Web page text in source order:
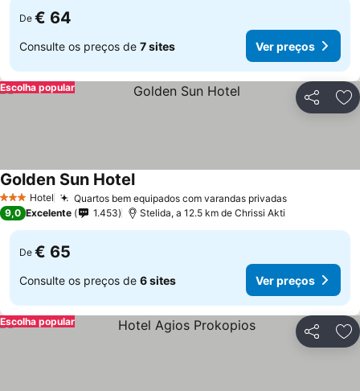
De € 64
Consulte os preços de 7 sites Ver preços
Partilhar
Escolha popular
3 EstrelasHotel Quartos bem equipados com varandas privadas
Golden Sun Hotel
9,0 Excelente 1.453 Stelida, a 12.5 km de Chrissi Akti
De € 65
Consulte os preços de 6 sites Ver preços
Partilhar
Escolha popular